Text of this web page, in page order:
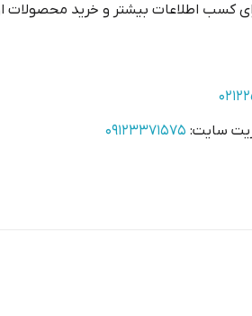
کسب اطلاعات بیشتر و خرید محصولات
سایت: ۰۹۱۲۳۳۷۱۵۷۵